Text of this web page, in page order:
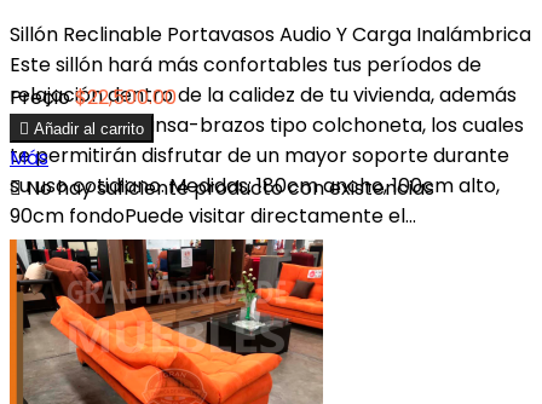
Sillón Reclinable Portavasos Audio Y Carga Inalámbrica
Este sillón hará más confortables tus períodos de
relajación dentro de la calidez de tu vivienda, además
de tener descansa-brazos tipo colchoneta, los cuales
te permitirán disfrutar de un mayor soporte durante
su uso cotidiano. Medidas: 180cm ancho, 100cm alto,
90cm fondoPuede visitar directamente el...
Precio$22,500.00
 Añadir al carrito
Más
No hay suficiente producto con existencias